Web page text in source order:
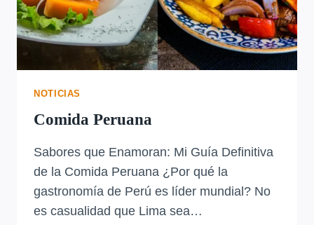
NOTICIAS
Comida Peruana
Sabores que Enamoran: Mi Guía Definitiva
de la Comida Peruana ¿Por qué la
gastronomía de Perú es líder mundial? No
es casualidad que Lima sea…